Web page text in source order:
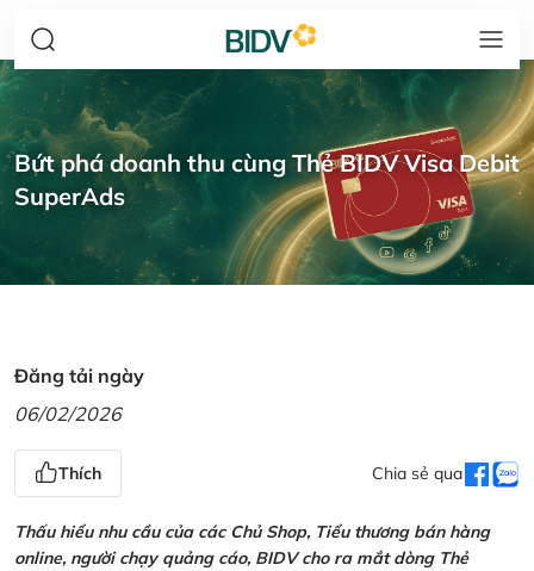
Bứt phá doanh thu cùng Thẻ BIDV Visa Debit
SuperAds
Đăng tải ngày
06/02/2026
Thích Chia sẻ qua
Thấu hiểu nhu cầu của các Chủ Shop, Tiểu thương bán hàng
online, người chạy quảng cáo, BIDV cho ra mắt dòng Thẻ